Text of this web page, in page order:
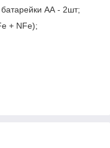
АА - 2шт;
+ NFe);